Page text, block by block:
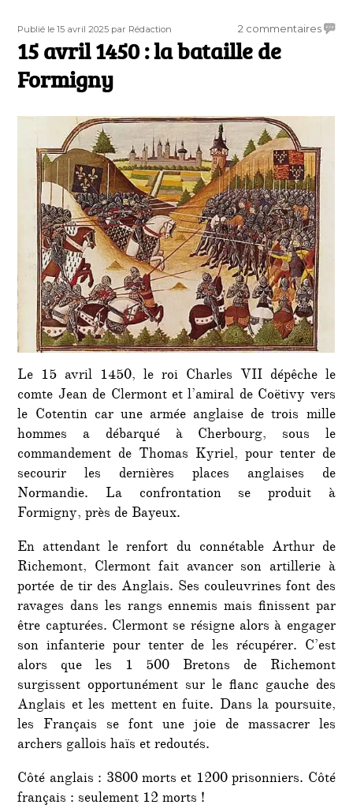
Publié
Publié le 15 avril 2025 Auteur
par Rédaction 2 commentairessur
de
15 avril 1450 : la bataille de
Formigny
Le 15 avril 1450, le roi Charles VII dépêche le
comte Jean de Clermont et l’amiral de Coëtivy vers
le Cotentin car une armée anglaise de trois mille
hommes a débarqué à Cherbourg, sous le
commandement de Thomas Kyriel, pour tenter de
secourir les dernières places anglaises de
Normandie. La confrontation se produit à
Formigny, près de Bayeux.
En attendant le renfort du connétable Arthur de
Richemont, Clermont fait avancer son artillerie à
portée de tir des Anglais. Ses couleuvrines font des
ravages dans les rangs ennemis mais finissent par
être capturées. Clermont se résigne alors à engager
son infanterie pour tenter de les récupérer. C’est
alors que les 1 500 Bretons de Richemont
surgissent opportunément sur le flanc gauche des
Anglais et les mettent en fuite. Dans la poursuite,
les Français se font une joie de massacrer les
archers gallois haïs et redoutés.
Côté anglais : 3800 morts et 1200 prisonniers. Côté
français : seulement 12 morts !